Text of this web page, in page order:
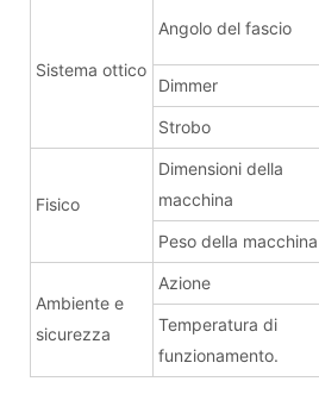
Sistema ottico
Angolo del fascio
Dimmer
Strobo
Fisico
Dimensioni della
macchina
Peso della macchina
Ambiente e
sicurezza
Azione
Temperatura di
funzionamento.